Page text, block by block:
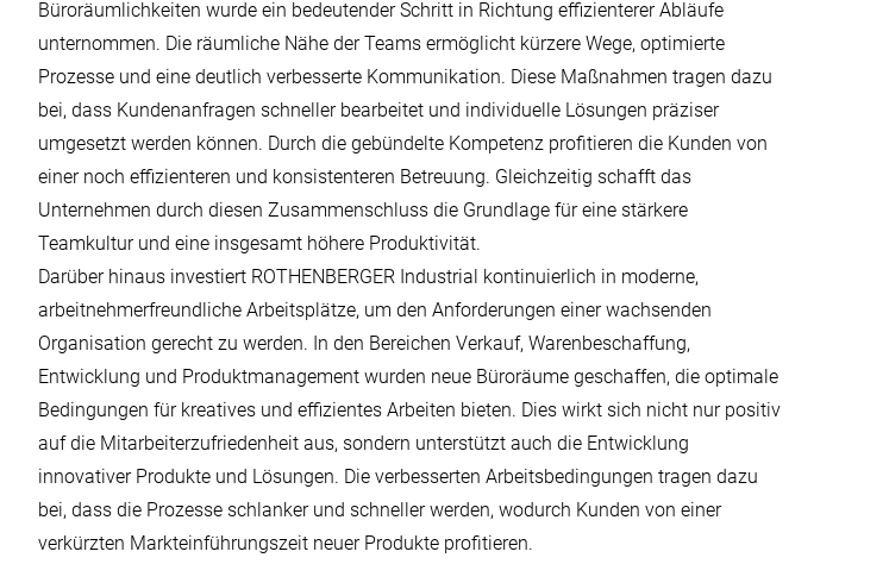
Büroräumlichkeiten wurde ein bedeutender Schritt in Richtung effizienterer Abläufe
unternommen. Die räumliche Nähe der Teams ermöglicht kürzere Wege, optimierte
Prozesse und eine deutlich verbesserte Kommunikation. Diese Maßnahmen tragen dazu
bei, dass Kundenanfragen schneller bearbeitet und individuelle Lösungen präziser
umgesetzt werden können. Durch die gebündelte Kompetenz profitieren die Kunden von
einer noch effizienteren und konsistenteren Betreuung. Gleichzeitig schafft das
Unternehmen durch diesen Zusammenschluss die Grundlage für eine stärkere
Teamkultur und eine insgesamt höhere Produktivität.
Darüber hinaus investiert ROTHENBERGER Industrial kontinuierlich in moderne,
arbeitnehmerfreundliche Arbeitsplätze, um den Anforderungen einer wachsenden
Organisation gerecht zu werden. In den Bereichen Verkauf, Warenbeschaffung,
Entwicklung und Produktmanagement wurden neue Büroräume geschaffen, die optimale
Bedingungen für kreatives und effizientes Arbeiten bieten. Dies wirkt sich nicht nur positiv
auf die Mitarbeiterzufriedenheit aus, sondern unterstützt auch die Entwicklung
innovativer Produkte und Lösungen. Die verbesserten Arbeitsbedingungen tragen dazu
bei, dass die Prozesse schlanker und schneller werden, wodurch Kunden von einer
verkürzten Markteinführungszeit neuer Produkte profitieren.